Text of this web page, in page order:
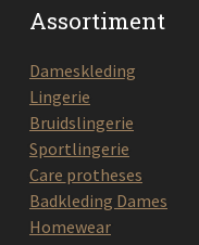
Assortiment
Dameskleding
Lingerie
Bruidslingerie
Sportlingerie
Care protheses
Badkleding Dames
Homewear